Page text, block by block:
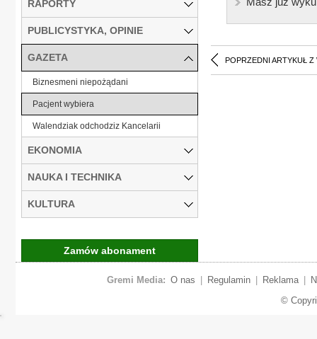
POPRZEDNI ARTYKUŁ Z
RAPORTY
PUBLICYSTYKA, OPINIE
GAZETA
Biznesmeni niepożądani
Pacjent wybiera
Walendziak odchodziz Kancelarii
EKONOMIA
NAUKA I TECHNIKA
KULTURA
Zamów abonament
Gremi Media: O nas Regulamin Reklama
©